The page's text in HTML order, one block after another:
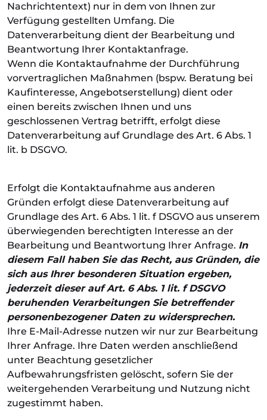
Nachrichtentext) nur in dem von Ihnen zur
Verfügung gestellten Umfang. Die
Datenverarbeitung dient der Bearbeitung und
Beantwortung Ihrer Kontaktanfrage.
Wenn die Kontaktaufnahme der Durchführung
vorvertraglichen Maßnahmen (bspw. Beratung bei
Kaufinteresse, Angebotserstellung) dient oder
einen bereits zwischen Ihnen und uns
geschlossenen Vertrag betrifft, erfolgt diese
Datenverarbeitung auf Grundlage des Art. 6 Abs. 1
lit. b DSGVO.
Erfolgt die Kontaktaufnahme aus anderen
Gründen erfolgt diese Datenverarbeitung auf
Grundlage des Art. 6 Abs. 1 lit. f DSGVO aus unserem
überwiegenden berechtigten Interesse an der
Bearbeitung und Beantwortung Ihrer Anfrage. In
diesem Fall haben Sie das Recht, aus Gründen, die
sich aus Ihrer besonderen Situation ergeben,
jederzeit dieser auf Art. 6 Abs. 1 lit. f DSGVO
beruhenden Verarbeitungen Sie betreffender
personenbezogener Daten zu widersprechen.
Ihre E-Mail-Adresse nutzen wir nur zur Bearbeitung
Ihrer Anfrage. Ihre Daten werden anschließend
unter Beachtung gesetzlicher
Aufbewahrungsfristen gelöscht, sofern Sie der
weitergehenden Verarbeitung und Nutzung nicht
zugestimmt haben.